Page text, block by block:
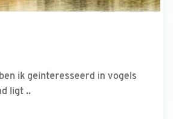
ik geinteresseerd in vogels
ligt ..